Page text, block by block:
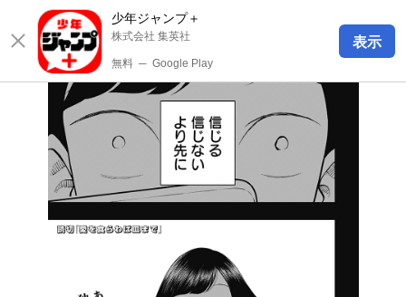
少年ジャンプ＋
株式会社 集英社
無料 ─ Google Play
表示